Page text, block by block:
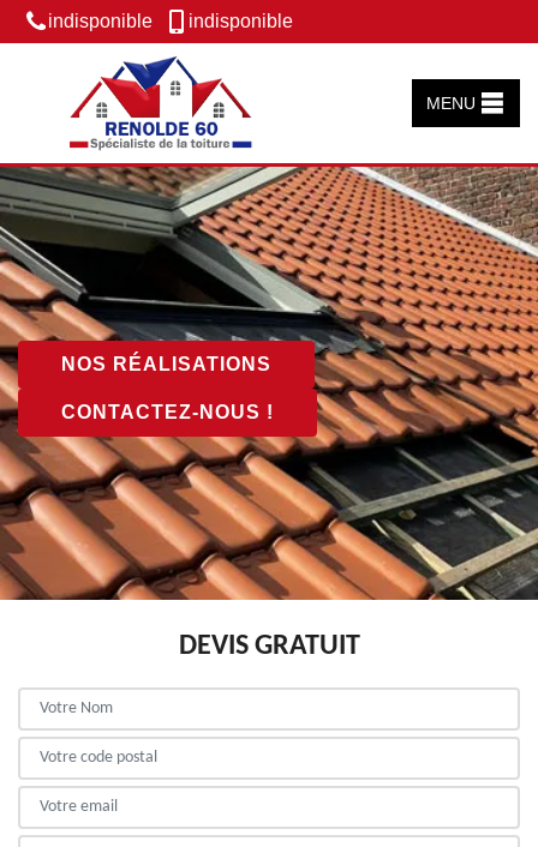
indisponible indisponible
MENU
NOS RÉALISATIONS
CONTACTEZ-NOUS !
DEVIS GRATUIT